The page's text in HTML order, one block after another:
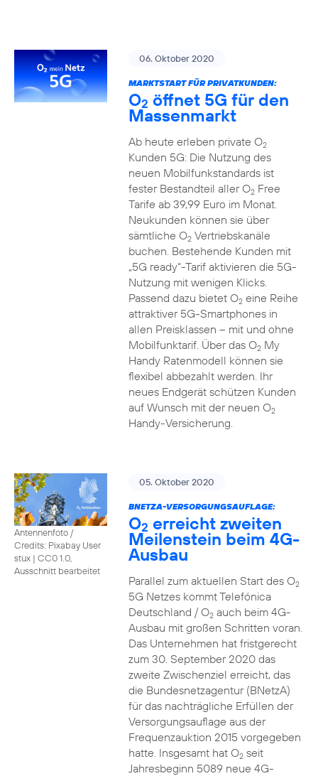
06. Oktober 2020
MARKTSTART FÜR PRIVATKUNDEN:
O2 öffnet 5G für den
Massenmarkt
Ab heute erleben private O2
Kunden 5G: Die Nutzung des
neuen Mobilfunkstandards ist
fester Bestandteil aller O2Free
Tarife ab 39,99 Euro im Monat.
Neukunden können sie über
sämtliche O2Vertriebskanäle
buchen. Bestehende Kunden mit
„5G ready“-Tarif aktivieren die 5G-
Nutzung mit wenigen Klicks.
Passend dazu bietet O2eine Reihe
attraktiver 5G-Smartphones in
allen Preisklassen – mit und ohne
Mobilfunktarif. Über das O2My
Handy Ratenmodell können sie
flexibel abbezahlt werden. Ihr
neues Endgerät schützen Kunden
auf Wunsch mit der neuen O2
Handy-Versicherung.
Antennenfoto /
Credits: Pixabay User
stux | CC0 1.0,
Ausschnitt bearbeitet
05. Oktober 2020
BNETZA-VERSORGUNGSAUFLAGE:
O2 erreicht zweiten
Meilenstein beim 4G-
Ausbau
Parallel zum aktuellen Start des O2
5G Netzes kommt Telefónica
Deutschland / O2auch beim 4G-
Ausbau mit großen Schritten voran.
Das Unternehmen hat fristgerecht
zum 30. September 2020 das
zweite Zwischenziel erreicht, das
die Bundesnetzagentur (BNetzA)
für das nachträgliche Erfüllen der
Versorgungsauflage aus der
Frequenzauktion 2015 vorgegeben
hatte. Insgesamt hat O2seit
Jahresbeginn 5089 neue 4G-